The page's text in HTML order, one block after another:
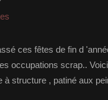
ces fêtes de fin d
occupations scrap..
structure , patiné aux